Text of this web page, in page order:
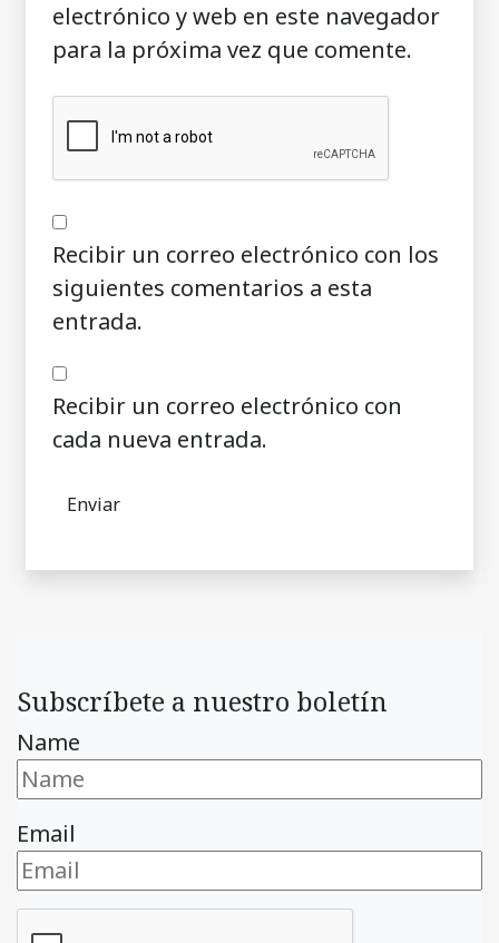
electrónico y web en este navegador
para la próxima vez que comente.
Recibir un correo electrónico con los
siguientes comentarios a esta
entrada.
Recibir un correo electrónico con
cada nueva entrada.
Subscríbete a nuestro boletín
Name
Email